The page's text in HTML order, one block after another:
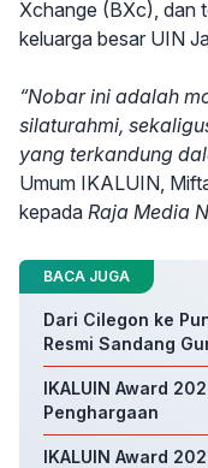
Xchange (BXc), dan
keluarga besar UIN
“Nobar ini adalah
silaturahmi,
yang terkandung
Umum IKALUIN,
kepada Raja Media
BACA JUGA
Dari Cilegon ke
Resmi Sandang
IKALUIN Award
Penghargaan
IKALUIN Award